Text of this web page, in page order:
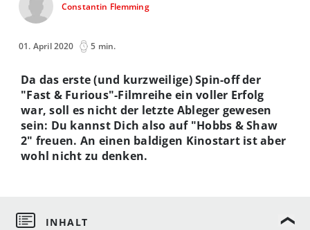
Constantin Flemming
01. April 2020 5 min.
Da das erste (und kurzweilige) Spin-off der
"Fast & Furious"-Filmreihe ein voller Erfolg
war, soll es nicht der letzte Ableger gewesen
sein: Du kannst Dich also auf "Hobbs & Shaw
2" freuen. An einen baldigen Kinostart ist aber
wohl nicht zu denken.